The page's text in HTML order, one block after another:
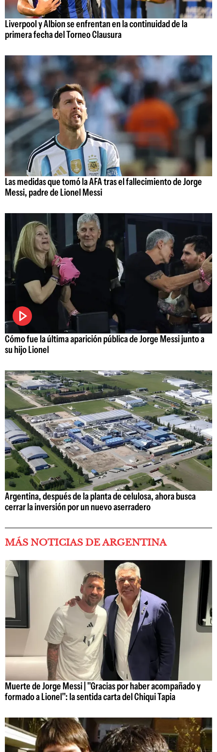
Liverpool y Albion se enfrentan en la continuidad de la
primera fecha del Torneo Clausura
Las medidas que tomó la AFA tras el fallecimiento de Jorge
Messi, padre de Lionel Messi
Cómo fue la última aparición pública de Jorge Messi junto a
su hijo Lionel
Argentina, después de la planta de celulosa, ahora busca
cerrar la inversión por un nuevo aserradero
MÁS NOTICIAS DE ARGENTINA
Muerte de Jorge Messi | "Gracias por haber acompañado y
formado a Lionel": la sentida carta del Chiqui Tapia